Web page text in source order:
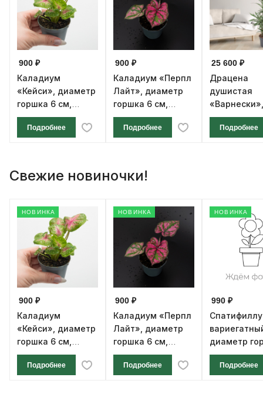
900 ₽
Каладиум
«Кейси», диаметр
горшка 6 см,
высота 12 см
Подробнее
900 ₽
Каладиум «Перпл
Лайт», диаметр
горшка 6 см,
высота 12 см
Подробнее
25 600 ₽
Драцена
душистая
ствола,
горшка 27
Подробнее
Свежие новиночки!
НОВИНКА
900 ₽
Каладиум
«Кейси», диаметр
горшка 6 см,
высота 12 см
Подробнее
НОВИНКА
900 ₽
Каладиум «Перпл
Лайт», диаметр
горшка 6 см,
высота 12 см
Подробнее
НОВИНКА
990 ₽
диаметр
см, высота
Подробнее